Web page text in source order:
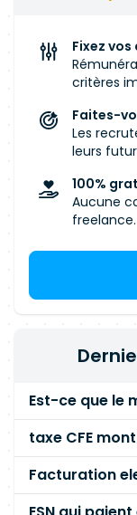
dans le cadre
techniques •
continue des
livrables Stack
• GitHub •
Fixez
critères
Faites-
Les
leurs
100%
Aucune
freelance.
taxe CFE
Facturation